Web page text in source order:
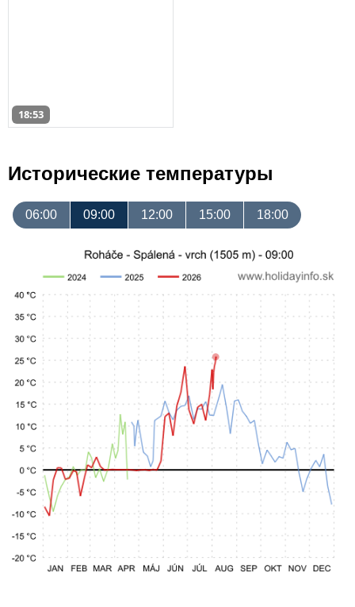
18:53
Исторические температуры
06:00 09:00 12:00 15:00 18:00